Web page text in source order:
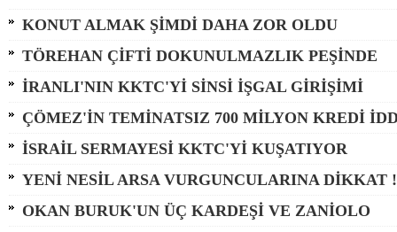
KONUT ALMAK ŞİMDİ DAHA ZOR OLDU
TÖREHAN ÇİFTİ DOKUNULMAZLIK PEŞİNDE
İRANLI'NIN KKTC'Yİ SİNSİ İŞGAL GİRİŞİMİ
ÇÖMEZ'İN TEMİNATSIZ 700 MİLYON KREDİ
İSRAİL SERMAYESİ KKTC'Yİ KUŞATIYOR
YENİ NESİL ARSA VURGUNCULARINA DİKKAT !
OKAN BURUK'UN ÜÇ KARDEŞİ VE ZANİOLO